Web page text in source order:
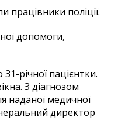
працівники поліції.
допомоги,
річної пацієнтки.
З діагнозом
наданої медичної
директор